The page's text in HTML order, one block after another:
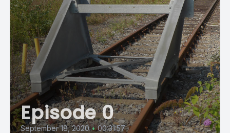
Episode 0
September 18, 2020 • 00:31:57